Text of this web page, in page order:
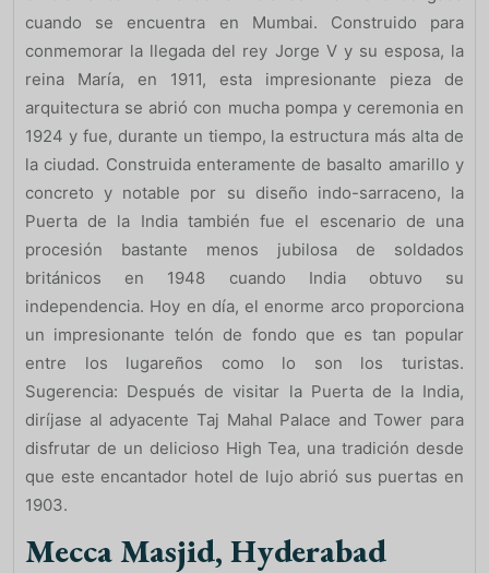
cuando se encuentra en Mumbai. Construido para
conmemorar la llegada del rey Jorge V y su esposa, la
reina María, en 1911, esta impresionante pieza de
arquitectura se abrió con mucha pompa y ceremonia en
1924 y fue, durante un tiempo, la estructura más alta de
la ciudad. Construida enteramente de basalto amarillo y
concreto y notable por su diseño indo-sarraceno, la
Puerta de la India también fue el escenario de una
procesión bastante menos jubilosa de soldados
británicos en 1948 cuando India obtuvo su
independencia. Hoy en día, el enorme arco proporciona
un impresionante telón de fondo que es tan popular
entre los lugareños como lo son los turistas.
Sugerencia: Después de visitar la Puerta de la India,
diríjase al adyacente Taj Mahal Palace and Tower para
disfrutar de un delicioso High Tea, una tradición desde
que este encantador hotel de lujo abrió sus puertas en
1903.
Mecca Masjid, Hyderabad